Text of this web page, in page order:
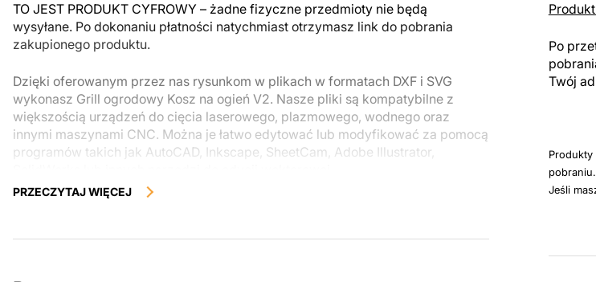
TO JEST PRODUKT CYFROWY – żadne fizyczne przedmioty nie będą
wysyłane. Po dokonaniu płatności natychmiast otrzymasz link do pobrania
zakupionego produktu.
Dzięki oferowanym przez nas rysunkom w plikach w formatach DXF i SVG
wykonasz Grill ogrodowy Kosz na ogień V2. Nasze pliki są kompatybilne z
większością urządzeń do cięcia laserowego, plazmowego, wodnego oraz
innymi maszynami CNC. Można je łatwo edytować lub modyfikować za pomocą
programów takich jak AutoCAD, Inkscape, SheetCam, Adobe Illustrator,
zostały zaprojektowane z myślą o nowoczesnej estetyce i łatwym montażu, aby
PRZECZYTAJ WIĘCEJ
Po
Twój
Jeśli